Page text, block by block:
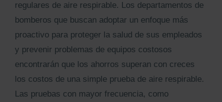
regulares de aire respirable. Los departamentos de
bomberos que buscan adoptar un enfoque más
proactivo para proteger la salud de sus empleados
y prevenir problemas de equipos costosos
encontrarán que los ahorros superan con creces
los costos de una simple prueba de aire respirable.
Las pruebas con mayor frecuencia, como